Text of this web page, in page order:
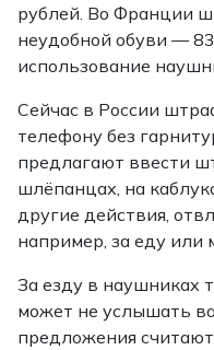
рублей. Во Франции
неудобной обуви —
использование
Сейчас в России
телефону без
предлагают ввести
шлёпанцах, на
другие действия,
например, за еду или
За езду в наушниках
может не услышать
предложения